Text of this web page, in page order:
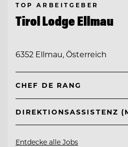
TOP ARBEITGEBER
Tirol Lodge Ellmau
6352 Ellmau, Österreich
CHEF DE RANG
DIREKTIONSASSISTENZ
Entdecke alle Jobs